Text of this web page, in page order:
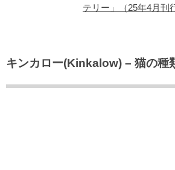
テリー」（25年4月刊
キンカロー(Kinkalow) – 猫の種
猫のゲーム・アプリ
猫のフリー写真素材